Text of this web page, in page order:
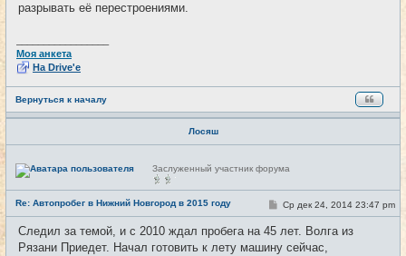
разрывать её перестроениями.
Моя анкета
На Drive'e
Вернуться к началу
Лосяш
Н
е
е
т
и
Заслуженный участник форума
Re: Автопробег в Нижний Новгород в 2015 году #23
С
о
б
щ
Ср дек 24, 2014 23:47 pm
Следил за темой, и с 2010 ждал пробега на 45 лет. Волга из
Рязани Приедет. Начал готовить к лету машину сейчас,